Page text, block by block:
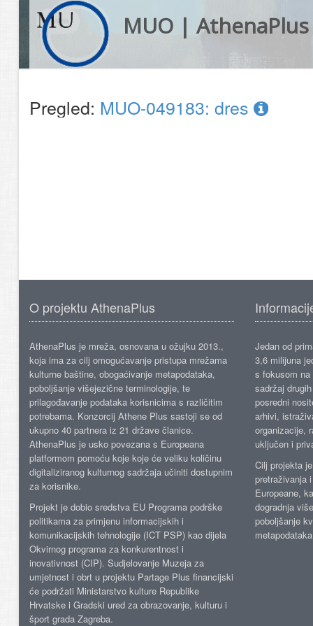
MUO | AthenaPlus
Pregled: MUO-049183: dres
O projektu AthenaPlus
AthenaPlus je mreža, osnovana u ožujku 2013.,
koja ima za cilj omogućavanje pristupa mrežama
kulturne baštine, obogaćivanje metapodataka,
poboljšanje višejezične terminologije, te
prilagođavanje podataka korisnicima s različitim
potrebama. Konzorcij Athene Plus sastoji se od
ukupno 40 partnera iz 21 države članice.
AthenaPlus je usko povezana s Europeana
platformom pomoću koje koje će veliku količinu
digitaliziranog kulturnog sadržaja učiniti dostupnim
za korisnike.
Projekt je dobio sredstva EU Programa podrške
politikama za primjenu informacijskih i
komunikacijskih tehnologije (ICT PSP) kao dijela
Okvirnog programa za konkurentnost i
inovativnost (CIP). Sudjelovanje Muzeja za
umjetnost i obrt u projektu Partage Plus financijski
će podržati Ministarstvo kulture Republike
Hrvatske i Gradski ured za obrazovanje, kulturu i
šport grada Zagreba.
Jedan od
3,6 milijuna
s fokusom
sadržaj
posredni
arhivi,
organizacije,
uključen i
Cilj projekta
pretraživanja
Europeane,
dogradnja
poboljšanje